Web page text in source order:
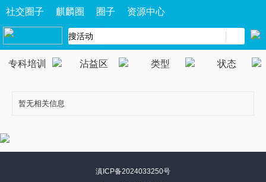
社交圈子 麒麟圈 圈子 资源中心
专科培训 沾益区 类型 状态
暂无相关信息
滇ICP备2024033250号